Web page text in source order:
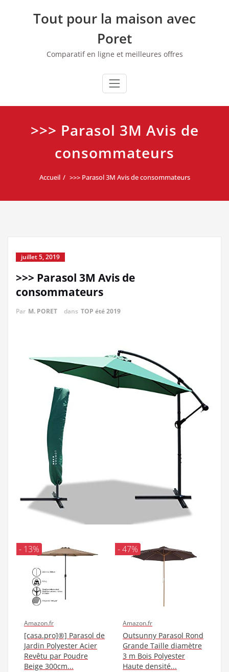
Tout pour la maison avec
Poret
Comparatif en ligne et meilleures offres
>>> Parasol 3M Avis de
consommateurs
Accueil >>> Parasol 3M Avis de consommateurs
juillet 5, 2019
>>> Parasol 3M Avis de
consommateurs
Par M. PORET dans TOP été 2019
- 13%
Amazon.fr
[casa.pro]®] Parasol de
Jardin Polyester Acier
Revêtu par Poudre
Beige 300cm...
- 47%
Amazon.fr
Outsunny Parasol Rond
Grande Taille diamètre
3 m Bois Polyester
Haute densité...